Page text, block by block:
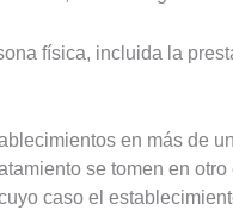
física, incluida la
en más de
se tomen en
caso el